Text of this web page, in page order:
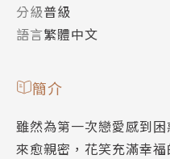
分級普級
語言繁體中文
簡介
雖然為第一次戀愛感到
來愈親密，花笑充滿幸